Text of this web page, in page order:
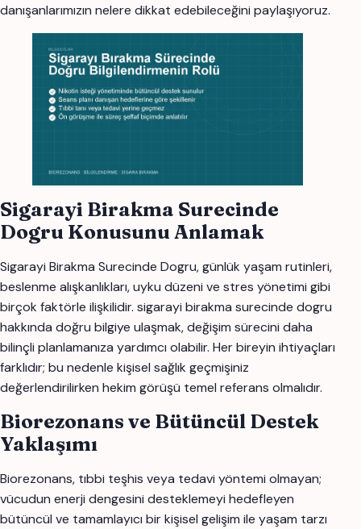
danışanlarımızın nelere dikkat edebileceğini paylaşıyoruz.
Sigarayi Birakma Surecinde
Dogru Konusunu Anlamak
Sigarayi Birakma Surecinde Dogru, günlük yaşam rutinleri,
beslenme alışkanlıkları, uyku düzeni ve stres yönetimi gibi
birçok faktörle ilişkilidir. sigarayi birakma surecinde dogru
hakkında doğru bilgiye ulaşmak, değişim sürecini daha
bilinçli planlamanıza yardımcı olabilir. Her bireyin ihtiyaçları
farklıdır; bu nedenle kişisel sağlık geçmişiniz
değerlendirilirken hekim görüşü temel referans olmalıdır.
Biorezonans ve Bütüncül Destek
Yaklaşımı
Biorezonans, tıbbi teşhis veya tedavi yöntemi olmayan;
vücudun enerji dengesini desteklemeyi hedefleyen
bütüncül ve tamamlayıcı bir kişisel gelişim ile yaşam tarzı